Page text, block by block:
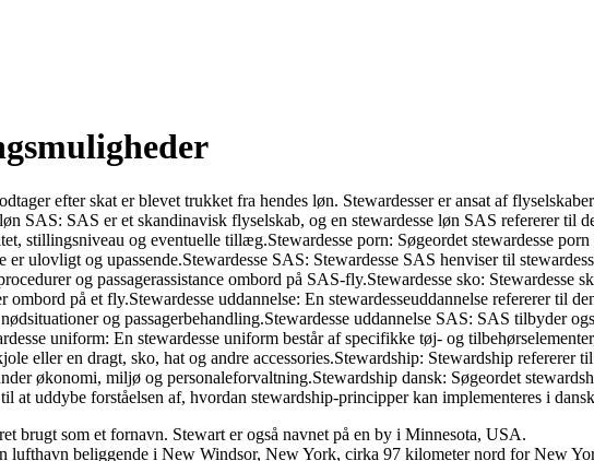
efter skat er blevet trukket fra hendes løn. Stewardesser er ansat af
SAS: SAS er et skandinavisk flyselskab, og en stewardesse løn SAS refererer til
stillingsniveau og eventuelle tillæg.Stewardesse porn: Søgeordet stewardesse
ulovligt og upassende.Stewardesse SAS: Stewardesse SAS henviser til
og passagerassistance ombord på SAS-fly.Stewardesse sko: Stewardesse
på et fly.Stewardesse uddannelse: En stewardesseuddannelse refererer til
og passagerbehandling.Stewardesse uddannelse SAS: SAS tilbyder
uniform: En stewardesse uniform består af specifikke tøj- og
eller en dragt, sko, hat og andre accessories.Stewardship: Stewardship refererer
økonomi, miljø og personaleforvaltning.Stewardship dansk: Søgeordet
at uddybe forståelsen af, hvordan stewardship-principper kan implementeres i
brugt som et fornavn. Stewart er også navnet på en by i Minnesota, USA.
beliggende i New Windsor, New York, cirka 97 kilometer nord for New